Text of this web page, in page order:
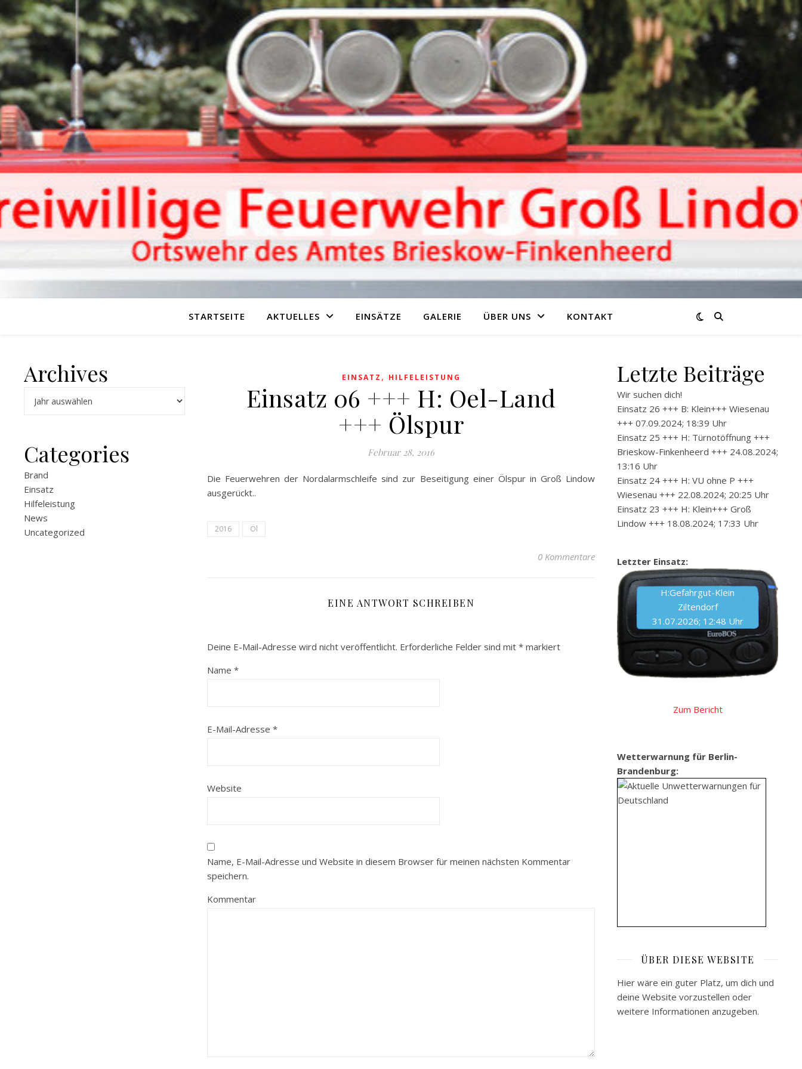
STARTSEITE AKTUELLES EINSÄTZE GALERIE ÜBER UNS KONTAKT
Archives
Categories
Brand
Einsatz
Hilfeleistung
News
Uncategorized
EINSATZ , HILFELEISTUNG
Einsatz 06 +++ H: Oel-Land
+++ Ölspur
Februar 28, 2016
Die Feuerwehren der Nordalarmschleife sind zur Beseitigung einer Ölspur in Groß Lindow
ausgerückt..
2016 Öl
0 Kommentare
EINE ANTWORT SCHREIBEN
Deine E-Mail-Adresse wird nicht veröffentlicht. Erforderliche Felder sind mit * markiert
Name *
E-Mail-Adresse *
Website
Name, E-Mail-Adresse und Website in diesem Browser für meinen nächsten Kommentar
speichern.
Kommentar
Letzte Beiträge
Wir suchen dich!
Einsatz 26 +++ B: Klein+++ Wiesenau
+++ 07.09.2024; 18:39 Uhr
Einsatz 25 +++ H: Türnotöffnung +++
Brieskow-Finkenheerd +++ 24.08.2024;
13:16 Uhr
Einsatz 24 +++ H: VU ohne P +++
Wiesenau +++ 22.08.2024; 20:25 Uhr
Einsatz 23 +++ H: Klein+++ Groß
Lindow +++ 18.08.2024; 17:33 Uhr
Letzter Einsatz:
H:Gefahrgut-Klein
Ziltendorf
31.07.2026; 12:48 Uhr
Zum Bericht
Wetterwarnung für Berlin-
Brandenburg:
ÜBER DIESE WEBSITE
Hier wäre ein guter Platz, um dich und
deine Website vorzustellen oder
weitere Informationen anzugeben.